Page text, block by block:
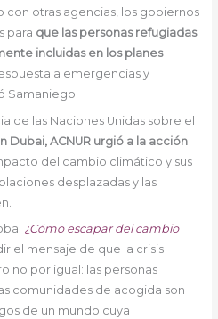
con otras agencias, los gobiernos
para que las personas refugiadas
incluidas en los planes
a emergencias y
Samaniego.
de las Naciones Unidas sobre el
Dubai, ACNUR urgió a la acción
del cambio climático y sus
desplazadas y las
¿Cómo escapar del cambio
el mensaje de que la crisis
no por igual: las personas
comunidades de acogida son
de un mundo cuya